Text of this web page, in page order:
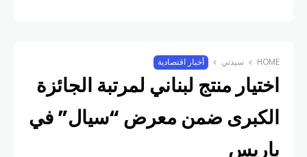
HOME سيدتي أخبار اقتصادية
اختيار منتج لبناني لمرتبة الجائزة
الكبرى ضمن معرض “سيال” في
باريس